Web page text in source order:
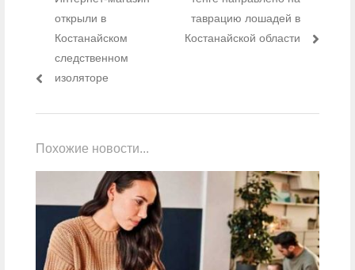
открыли в
Костанайском
следственном
изоляторе
таврацию лошадей в
Костанайской области
Похожие новости...